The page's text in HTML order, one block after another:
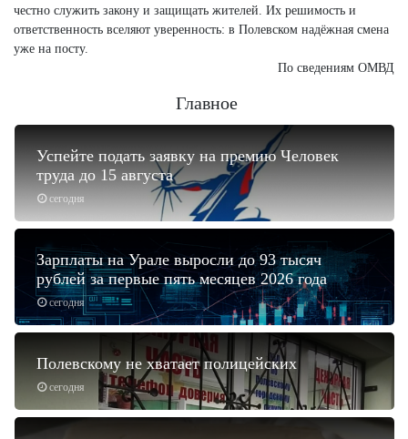
честно служить закону и защищать жителей. Их решимость и
ответственность вселяют уверенность: в Полевском надёжная смена
уже на посту.
По сведениям ОМВД
Главное
сегодня
Успейте подать заявку на премию Человек
труда до 15 августа
сегодня
Зарплаты на Урале выросли до 93 тысяч
рублей за первые пять месяцев 2026 года
сегодня
Полевскому не хватает полицейских